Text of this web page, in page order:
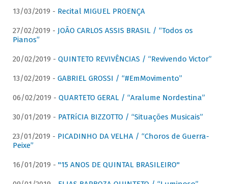
13/03/2019 - Recital MIGUEL PROENÇA
27/02/2019 - JOÃO CARLOS ASSIS BRASIL / “Todos os
Pianos”
20/02/2019 - QUINTETO REVIVÊNCIAS / “Revivendo Victor”
13/02/2019 - GABRIEL GROSSI / “#EmMovimento”
06/02/2019 - QUARTETO GERAL / “Aralume Nordestina”
30/01/2019 - PATRíCIA BIZZOTTO / “Situações Musicais”
23/01/2019 - PICADINHO DA VELHA / “Choros de Guerra-
Peixe”
16/01/2019 - "15 ANOS DE QUINTAL BRASILEIRO"